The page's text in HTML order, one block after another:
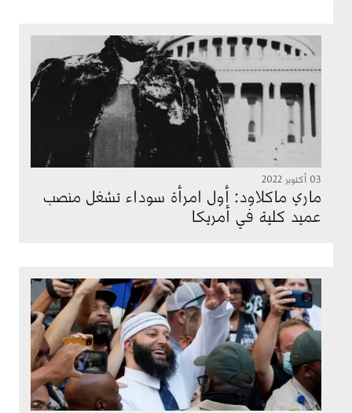
الصورة
ماري ماكلاود: أول امرأة سوداء تشغل منصب
عميد كلية في أمريكا
الصورة